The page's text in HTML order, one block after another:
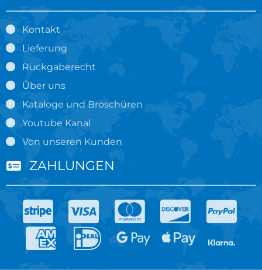
Kontakt
Lieferung
Rückgaberecht
Über uns
Kataloge und Broschüren
Youtube Kanal
Von unseren Kunden
ZAHLUNGEN